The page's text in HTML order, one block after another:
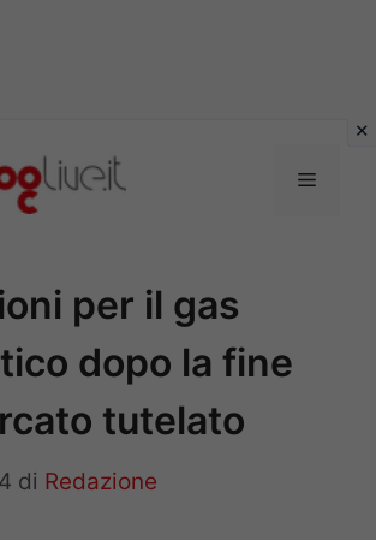
Menu
per il gas
dopo la fine
tutelato
di Redazione